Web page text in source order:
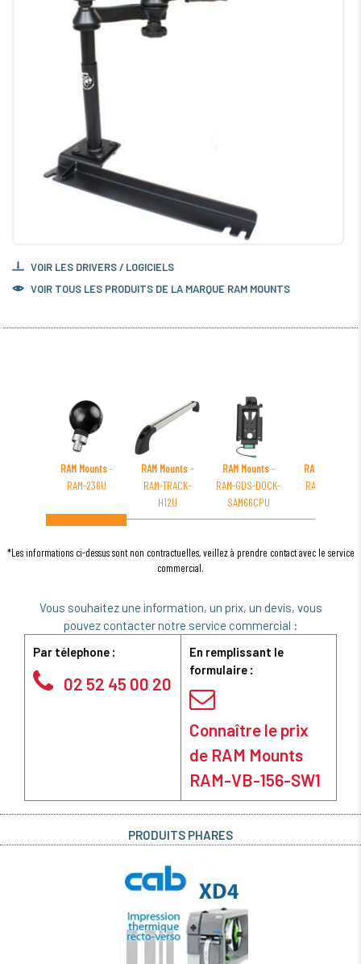
VOIR LES DRIVERS / LOGICIELS
VOIR TOUS LES PRODUITS DE LA MARQUE RAM MOUNTS
RAM Mounts-
RAM-236U
RAM Mounts-
RAM-TRACK-
H12U
RAM Mounts-
RAM-GDS-DOCK-
SAM66CPU
RAM Mounts
RAM-B-149Z-
*Les informations ci-dessus sont non contractuelles, veillez à prendre contact avec le service
commercial.
Vous souhaitez une information, un prix, un devis, vous
pouvez contacter notre service commercial :
Par télephone :
02 52 45 00 20
En remplissant le
formulaire :
Connaître le prix
de RAM Mounts
RAM-VB-156-SW1
PRODUITS PHARES